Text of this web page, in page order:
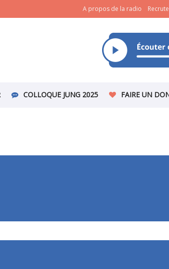
A propos de la radio
COLLOQUE JUNG 2025 FAIRE UN